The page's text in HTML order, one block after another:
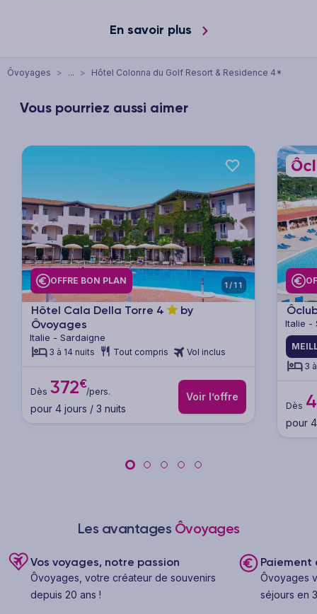
En savoir plus
Ôvoyages > ... > Hôtel Colonna du Golf Resort & Residence 4*
Vous pourriez aussi aimer
Previous Next
OFFRE BON PLAN 1/11
Hôtel Cala Della Torre 4
by
Ôvoyages
Italie - Sardaigne
3 à 14 nuits Tout compris Vol inclus
Dès 372€
/pers.
pour 4 jours / 3 nuits
Voir l’offre
Italie -
3
Dès
pour
Les avantages Ôvoyages
Vos voyages, notre passion
Ôvoyages, votre créateur de souvenirs
depuis 20 ans !
Paiement
Ôvoyages
séjours en